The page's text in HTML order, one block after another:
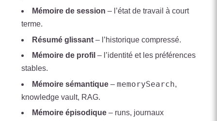
Mémoire de session – l’état de travail à court
terme.
Résumé glissant – l’historique compressé.
Mémoire de profil – l’identité et les préférences
stables.
Mémoire sémantique – memorySearch,
knowledge vault, RAG.
Mémoire épisodique – runs, journaux